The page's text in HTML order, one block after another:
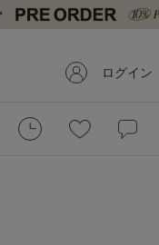
ログイン